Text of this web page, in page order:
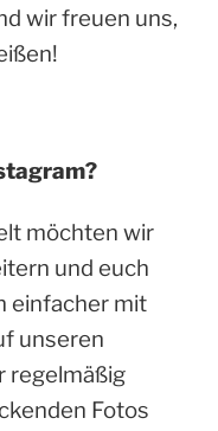
wir freuen uns,
möchten wir
und euch
einfacher mit
unseren
regelmäßig
Fotos